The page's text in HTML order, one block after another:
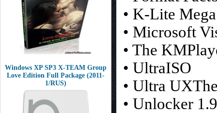
Windows XP SP3 X-TEAM Group
Love Edition Full Package (2011-
1/RUS)
• K-Lite
• Microsoft
• The
• UltraISO
• Ultra
• Unlocker